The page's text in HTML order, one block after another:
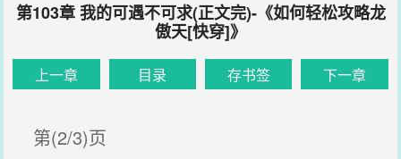
第103章 我的可遇不可求(正文完)-《如何轻松攻略龙
傲天[快穿]》
上一章 目录 存书签 下一章
第(2/3)页